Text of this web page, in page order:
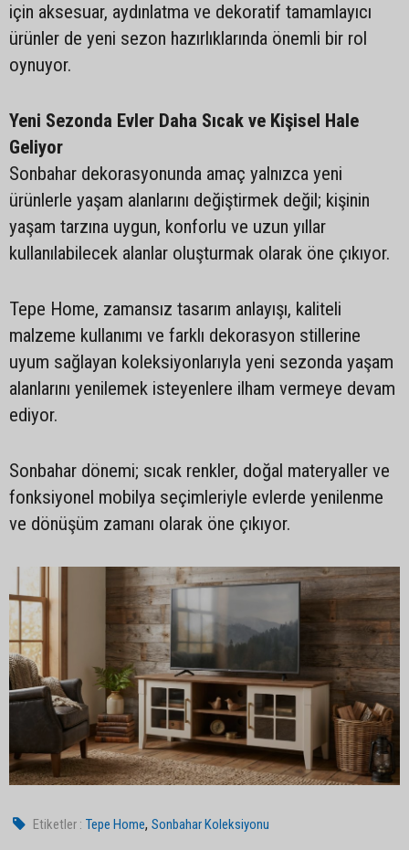
için aksesuar, aydınlatma ve dekoratif tamamlayıcı
ürünler de yeni sezon hazırlıklarında önemli bir rol
oynuyor.
Yeni Sezonda Evler Daha Sıcak ve Kişisel Hale
Geliyor
Sonbahar dekorasyonunda amaç yalnızca yeni
ürünlerle yaşam alanlarını değiştirmek değil; kişinin
yaşam tarzına uygun, konforlu ve uzun yıllar
kullanılabilecek alanlar oluşturmak olarak öne çıkıyor.
Tepe Home, zamansız tasarım anlayışı, kaliteli
malzeme kullanımı ve farklı dekorasyon stillerine
uyum sağlayan koleksiyonlarıyla yeni sezonda yaşam
alanlarını yenilemek isteyenlere ilham vermeye devam
ediyor.
Sonbahar dönemi; sıcak renkler, doğal materyaller ve
fonksiyonel mobilya seçimleriyle evlerde yenilenme
ve dönüşüm zamanı olarak öne çıkıyor.
Etiketler : Tepe Home,Sonbahar Koleksiyonu